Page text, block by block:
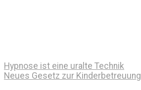
Hypnose ist eine uralte Technik
Neues Gesetz zur Kinderbetreuung